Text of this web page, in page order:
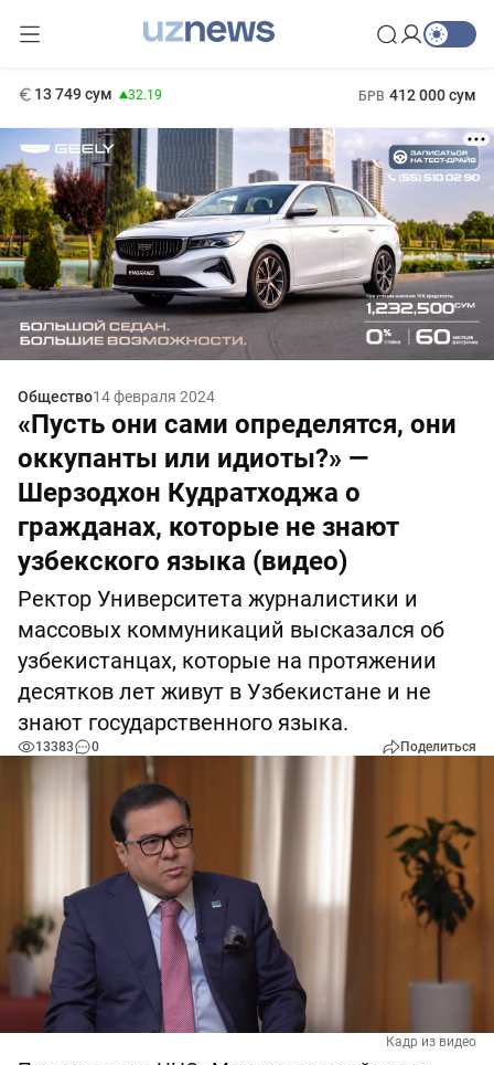
13 749 сум 32.19 БРВ 412 000 сум
Общество14 февраля 2024
«Пусть они сами определятся, они
оккупанты или идиоты?» —
Шерзодхон Кудратходжа о
гражданах, которые не знают
узбекского языка (видео)
Ректор Университета журналистики и
массовых коммуникаций высказался об
узбекистанцах, которые на протяжении
десятков лет живут в Узбекистане и не
знают государственного языка.
13383 0 Поделиться
Кадр из видео